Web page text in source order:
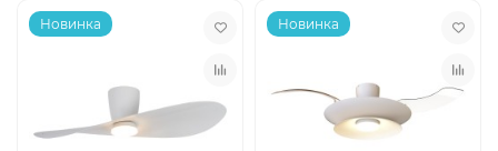
Новинка Новинка